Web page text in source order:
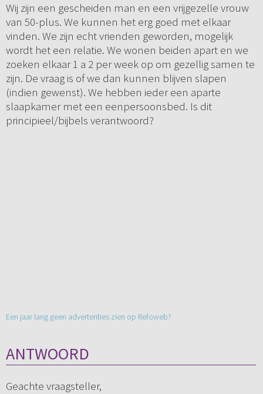
Wij zijn een gescheiden man en een vrijgezelle vrouw
van 50-plus. We kunnen het erg goed met elkaar
vinden. We zijn echt vrienden geworden, mogelijk
wordt het een relatie. We wonen beiden apart en we
zoeken elkaar 1 a 2 per week op om gezellig samen te
zijn. De vraag is of we dan kunnen blijven slapen
(indien gewenst). We hebben ieder een aparte
slaapkamer met een eenpersoonsbed. Is dit
principieel/bijbels verantwoord?
Een jaar lang geen advertenties zien op Refoweb?
ANTWOORD
Geachte vraagsteller,